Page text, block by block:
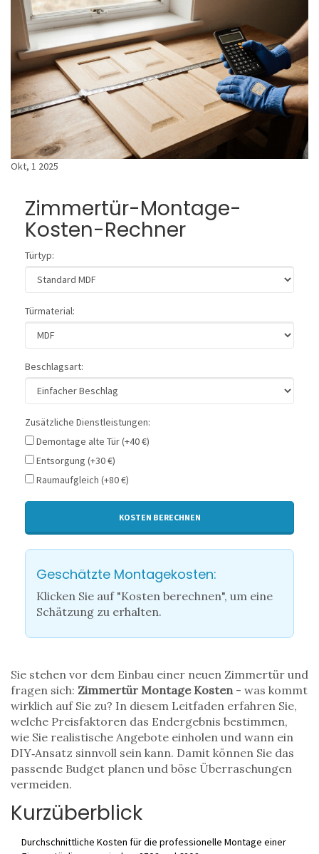
Okt, 1 2025
Zimmertür-Montage-
Kosten-Rechner
Türtyp:
Türmaterial:
Beschlagsart:
Zusätzliche Dienstleistungen:
Demontage alte Tür (+40 €)
Entsorgung (+30 €)
Raumaufgleich (+80 €)
KOSTEN BERECHNEN
Geschätzte Montagekosten:
Klicken Sie auf "Kosten berechnen", um eine
Schätzung zu erhalten.
Sie stehen vor dem Einbau einer neuen Zimmertür und
fragen sich: Zimmertür Montage Kosten- was kommt
wirklich auf Sie zu? In diesem Leitfaden erfahren Sie,
welche Preisfaktoren das Endergebnis bestimmen,
wie Sie realistische Angebote einholen und wann ein
DIY‑Ansatz sinnvoll sein kann. Damit können Sie das
passende Budget planen und böse Überraschungen
vermeiden.
Kurzüberblick
Durchschnittliche Kosten für die professionelle Montage einer